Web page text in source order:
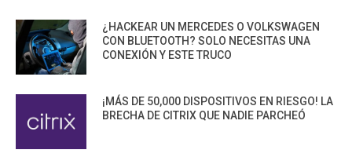
¿HACKEAR UN MERCEDES O VOLKSWAGEN
CON BLUETOOTH? SOLO NECESITAS UNA
CONEXIÓN Y ESTE TRUCO
¡MÁS DE 50,000 DISPOSITIVOS EN RIESGO! LA
BRECHA DE CITRIX QUE NADIE PARCHEÓ